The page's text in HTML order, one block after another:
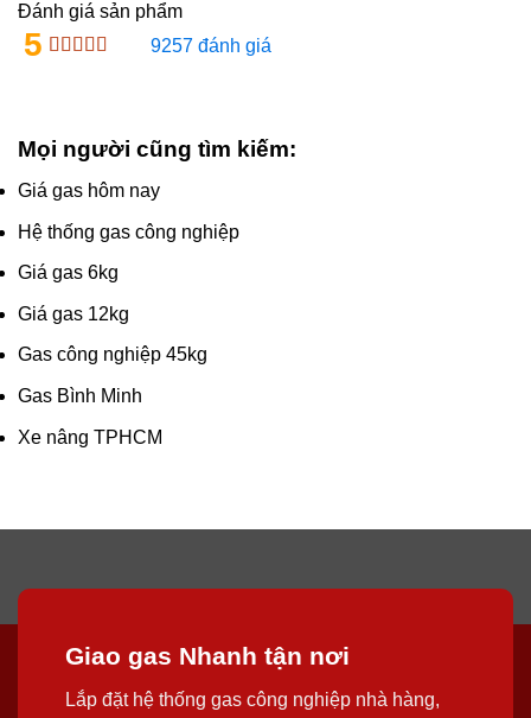
Đánh giá sản phẩm
5 9257 đánh giá
Mọi người cũng tìm kiếm:
Giá gas hôm nay
Hệ thống gas công nghiệp
Giá gas 6kg
Giá gas 12kg
Gas công nghiệp 45kg
Gas Bình Minh
Xe nâng TPHCM
Giao gas Nhanh tận nơi
Lắp đặt hệ thống gas công nghiệp nhà hàng,